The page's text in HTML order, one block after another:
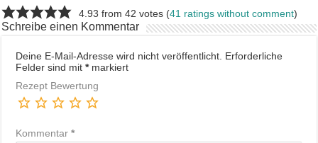
4.93 from 42 votes (41 ratings without comment)
Schreibe einen Kommentar
Deine E-Mail-Adresse wird nicht veröffentlicht. Erforderliche
Felder sind mit*markiert
Rezept Bewertung
Kommentar*